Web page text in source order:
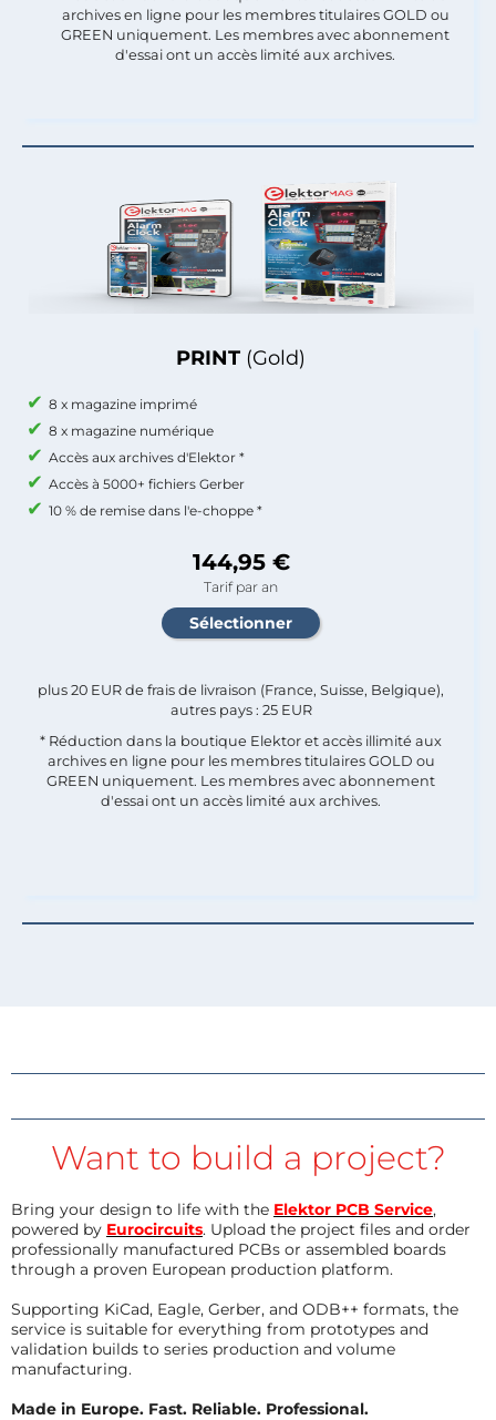
PRINT (Gold)
8 x magazine imprimé
8 x magazine numérique
Accès aux archives d'Elektor *
Accès à 5000+ fichiers Gerber
10 % de remise dans l'e-choppe *
144,95 €
Tarif par an
plus 20 EUR de frais de livraison (France, Suisse, Belgique),
autres pays : 25 EUR
* Réduction dans la boutique Elektor et accès illimité aux
archives en ligne pour les membres titulaires GOLD ou
GREEN uniquement. Les membres avec abonnement
d'essai ont un accès limité aux archives.
archives en ligne pour les membres titulaires GOLD ou
GREEN uniquement. Les membres avec abonnement
d'essai ont un accès limité aux archives.
Want to build a project?
Bring your design to life with the Elektor PCB Service,
powered by Eurocircuits. Upload the project files and order
professionally manufactured PCBs or assembled boards
through a proven European production platform.
Supporting KiCad, Eagle, Gerber, and ODB++ formats, the
service is suitable for everything from prototypes and
validation builds to series production and volume
manufacturing.
Made in Europe. Fast. Reliable. Professional.